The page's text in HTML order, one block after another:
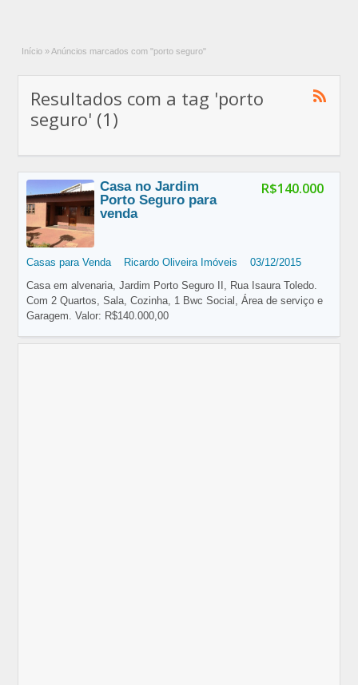
Início » Anúncios marcados com "porto seguro"
Resultados com a tag 'porto
seguro' (1)
R$140.000
Casa no Jardim
Porto Seguro para
venda
Casas para Venda Ricardo Oliveira Imóveis
03/12/2015
Casa em alvenaria, Jardim Porto Seguro II, Rua Isaura Toledo.
Com 2 Quartos, Sala, Cozinha, 1 Bwc Social, Área de serviço e
Garagem. Valor: R$140.000,00